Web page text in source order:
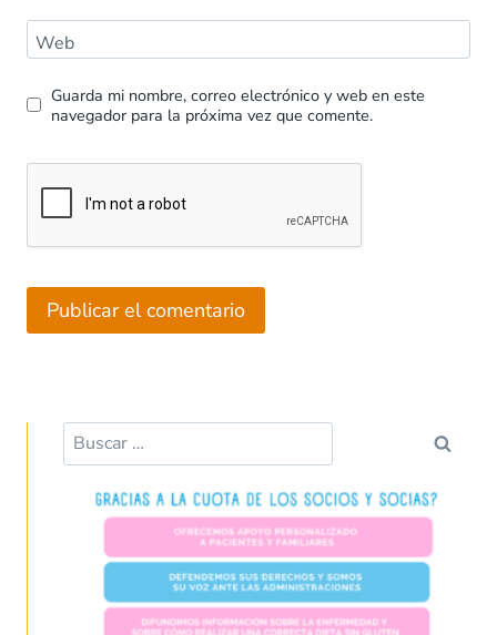
Web
Guarda mi nombre, correo electrónico y web en este
navegador para la próxima vez que comente.